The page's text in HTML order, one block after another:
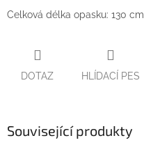
Celková délka opasku: 130 cm
DOTAZ HLÍDACÍ PES
Související produkty